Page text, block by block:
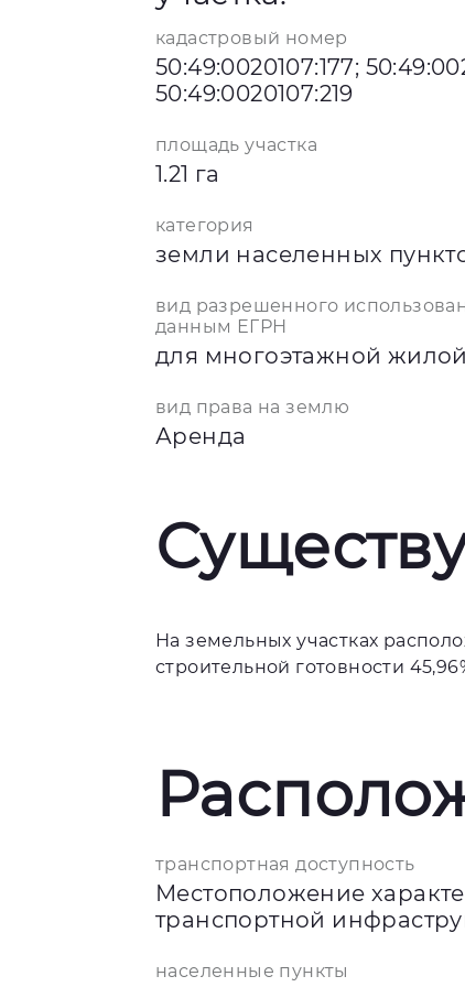
кадастровый номер
50:49:0020107:177;
50:49:0020107:219
площадь участка
1.21 га
категория
земли населенных
вид разрешенного
данным ЕГРН
для многоэтажной
вид права на землю
Аренда
На земельных участках
строительной готовности
транспортная доступность
Местоположение
транспортной
населенные пункты